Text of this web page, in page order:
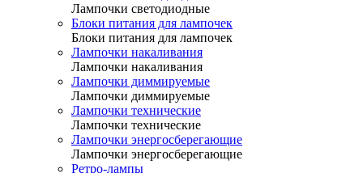
Лампочки светодиодные
Блоки питания для лампочек
Блоки питания для лампочек
Лампочки накаливания
Лампочки накаливания
Лампочки диммируемые
Лампочки диммируемые
Лампочки технические
Лампочки технические
Лампочки энергосберегающие
Лампочки энергосберегающие
Ретро-лампы